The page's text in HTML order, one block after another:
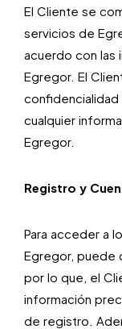
El Cliente se
servicios de
acuerdo con las
Egregor. El
cualquier
Egregor.
Registro y
Para acceder a
Egregor, puede
por lo que, el
información
de registro.